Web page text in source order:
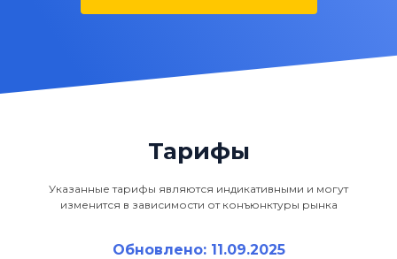
Тарифы
Указанные тарифы являются индикативными и могут
изменится в зависимости от конъюнктуры рынка
Обновлено: 11.09.2025